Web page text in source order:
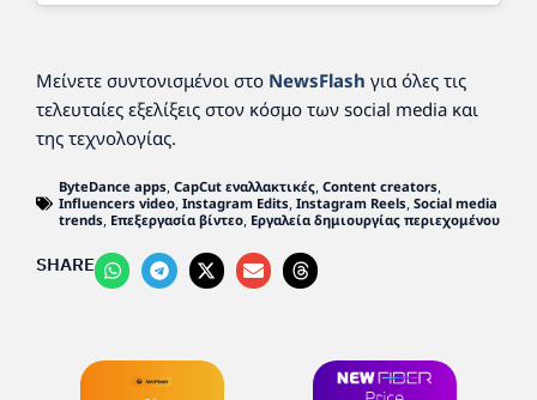
Μείνετε συντονισμένοι στο NewsFlash για όλες τις
τελευταίες εξελίξεις στον κόσμο των social media και
της τεχνολογίας.
ByteDance apps, CapCut εναλλακτικές, Content creators,
Influencers video, Instagram Edits, Instagram Reels, Social media
trends, Επεξεργασία βίντεο, Εργαλεία δημιουργίας περιεχομένου
SHARE